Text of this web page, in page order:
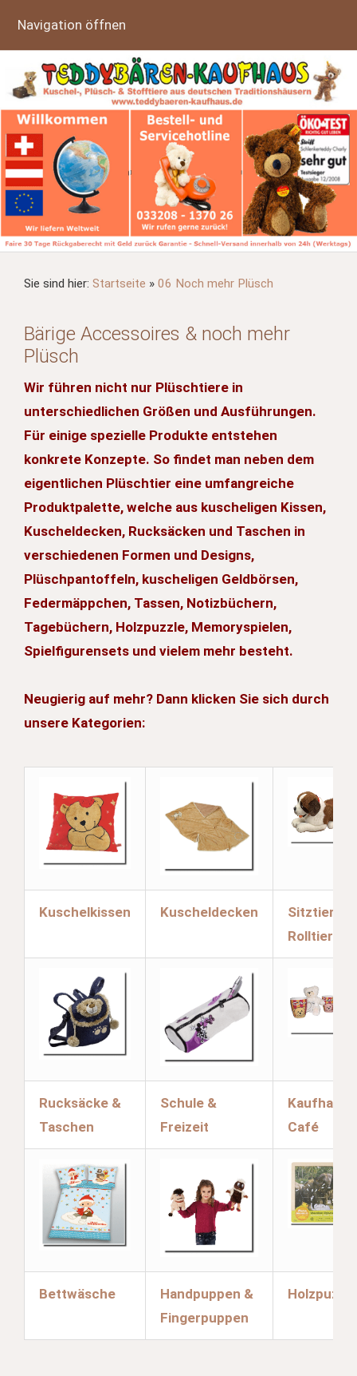
Navigation öffnen
Sie sind hier: Startseite » 06 Noch mehr Plüsch
Bärige Accessoires & noch mehr
Plüsch
Wir führen nicht nur Plüschtiere in
unterschiedlichen Größen und Ausführungen.
Für einige spezielle Produkte entstehen
konkrete Konzepte. So findet man neben dem
eigentlichen Plüschtier eine umfangreiche
Produktpalette, welche aus kuscheligen Kissen,
Kuscheldecken, Rucksäcken und Taschen in
verschiedenen Formen und Designs,
Plüschpantoffeln, kuscheligen Geldbörsen,
Federmäppchen, Tassen, Notizbüchern,
Tagebüchern, Holzpuzzle, Memoryspielen,
Spielfigurensets und vielem mehr besteht.
Neugierig auf mehr? Dann klicken Sie sich durch
unsere Kategorien:
Kuschelkissen Kuscheldecken
Sitztiere &
Rolltiere
Rucksäcke &
Taschen
Schule &
Freizeit
Kaufhaus
Café
Bettwäsche
Handpuppen &
Fingerpuppen
Holzpuzzle